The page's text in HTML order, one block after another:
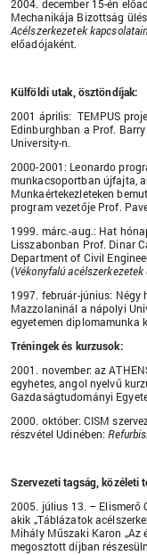
2004. december 15-én
Mechanikája Bizottság
Acélszerkezetek
előadójaként.
Külföldi utak, ösztöndíjak:
2001 április: TEMPUS
Edinburghban a Prof.
University-n.
2000-2001: Leonardo
munkacsoportban újfajta,
Munkaértekezleteken
program vezetője Prof.
1999. márc.-aug.: Hat
Lisszabonban Prof. Dinar
Department of Civil
(Vékonyfalú
1997. február-június:
Mazzolaninál a nápolyi
egyetemen diplomamunka
Tréningek és kurzusok:
2001. november: az
egyhetes, angol nyelvű
Gazdaságtudományi
2000. október: CISM
részvétel Udinében:
Szervezeti tagság, közéleti
2005. július 13. – Elismerő
akik „Táblázatok
Mihály Műszaki Karon „Az
megosztott díjban